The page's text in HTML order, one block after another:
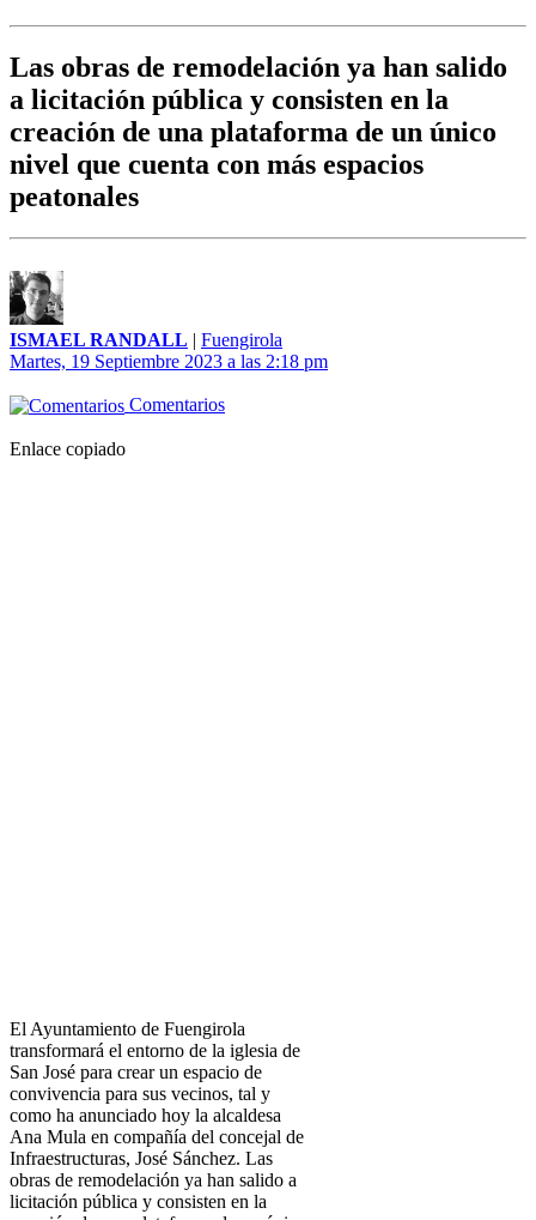
Las obras de remodelación ya han salido
a licitación pública y consisten en la
creación de una plataforma de un único
nivel que cuenta con más espacios
peatonales
ISMAEL RANDALL | Fuengirola
Martes, 19 Septiembre 2023 a las 2:18 pm
Comentarios
Enlace copiado
El Ayuntamiento de Fuengirola
transformará el entorno de la iglesia de
San José para crear un espacio de
convivencia para sus vecinos, tal y
como ha anunciado hoy la alcaldesa
Ana Mula en compañía del concejal de
Infraestructuras, José Sánchez. Las
obras de remodelación ya han salido a
licitación pública y consisten en la